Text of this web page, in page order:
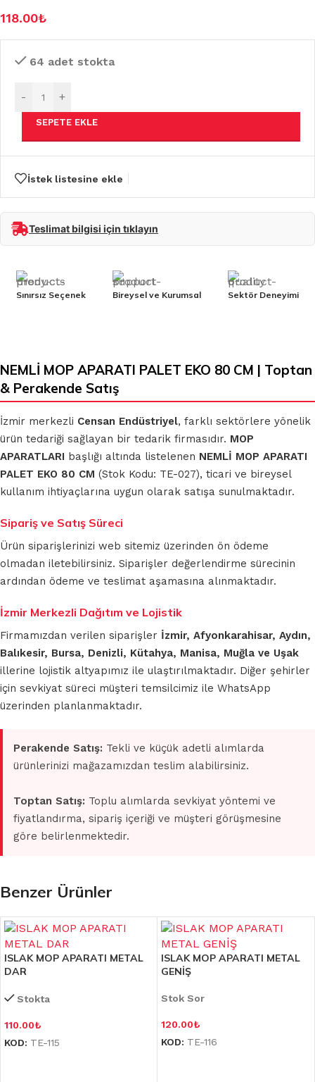
118.00₺
64 adet stokta
- +
SEPETE EKLE
İstek listesine ekle
Teslimat bilgisi için tıklayın
Sınırsız Seçenek Bireysel ve Kurumsal Sektör Deneyimi
NEMLİ MOP APARATI PALET EKO 80 CM | Toptan
& Perakende Satış
İzmir merkezli Censan Endüstriyel, farklı sektörlere yönelik
ürün tedariği sağlayan bir tedarik firmasıdır. MOP
APARATLARI başlığı altında listelenen NEMLİ MOP APARATI
PALET EKO 80 CM (Stok Kodu: TE-027), ticari ve bireysel
kullanım ihtiyaçlarına uygun olarak satışa sunulmaktadır.
Sipariş ve Satış Süreci
Ürün siparişlerinizi web sitemiz üzerinden ön ödeme
olmadan iletebilirsiniz. Siparişler değerlendirme sürecinin
ardından ödeme ve teslimat aşamasına alınmaktadır.
İzmir Merkezli Dağıtım ve Lojistik
Firmamızdan verilen siparişler İzmir, Afyonkarahisar, Aydın,
Balıkesir, Bursa, Denizli, Kütahya, Manisa, Muğla ve Uşak
illerine lojistik altyapımız ile ulaştırılmaktadır. Diğer şehirler
için sevkiyat süreci müşteri temsilcimiz ile WhatsApp
üzerinden planlanmaktadır.
Perakende Satış: Tekli ve küçük adetli alımlarda
ürünlerinizi mağazamızdan teslim alabilirsiniz.
Toptan Satış: Toplu alımlarda sevkiyat yöntemi ve
fiyatlandırma, sipariş içeriği ve müşteri görüşmesine
göre belirlenmektedir.
Benzer Ürünler
ISLAK MOP APARATI METAL
DAR
Stokta
110.00₺
KOD: TE-115
ISLAK MOP APARATI METAL
GENİŞ
Stok Sor
120.00₺
KOD: TE-116